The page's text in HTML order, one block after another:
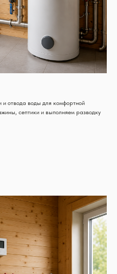
отвода воды для комфортной
септики и выполняем разводку